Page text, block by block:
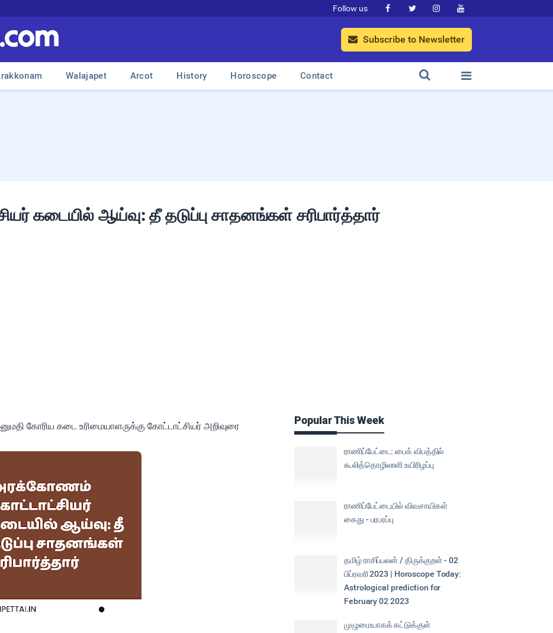
Follow us    
 Subscribe to Newsletter
Walajapet Arcot History Horoscope Contact 

கடையில் ஆய்வு: தீ தடுப்பு சாதனங்கள் சரிபார்த்தார்
கோரிய கடை உரிமையாளருக்கு கோட்டாட்சியர் அறிவுரை Popular This Week
ராணிப்பேட்டை: பைக் விபத்தில்
கூலித்தொழிலாளி உயிரிழப்பு
ராணிப்பேட்டையில் விவசாயிகள்
கைது - பரபரப்பு
தமிழ் ராசிப்பலன் / திருக்குறள் - 02
பிப்ரவரி 2023 | Horoscope Today:
Astrological prediction for
February 02 2023
முழுமையாகக் கட்டுக்குள்